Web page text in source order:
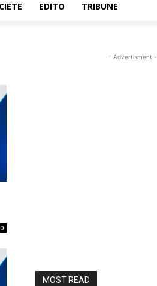
EDITO TRIBUNE
0
- Advertisment -
MOST READ